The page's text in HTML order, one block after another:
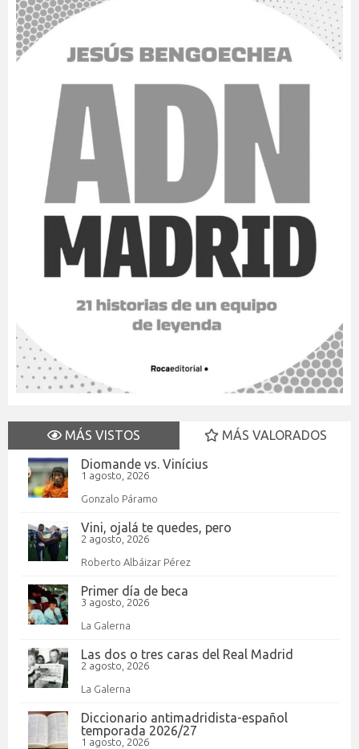
MÁS VISTOS
MÁS VALORADOS
Diomande vs. Vinícius
1 agosto, 2026
Gonzalo Páramo
Vini, ojalá te quedes, pero
2 agosto, 2026
Roberto Albáizar Pérez
Primer día de beca
3 agosto, 2026
La Galerna
Las dos o tres caras del Real Madrid
2 agosto, 2026
La Galerna
Diccionario antimadridista-español
temporada 2026/27
1 agosto, 2026